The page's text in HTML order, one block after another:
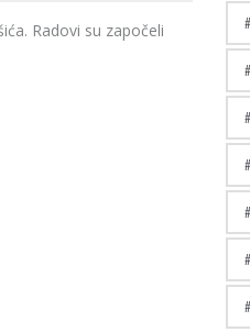
Radovi su započeli